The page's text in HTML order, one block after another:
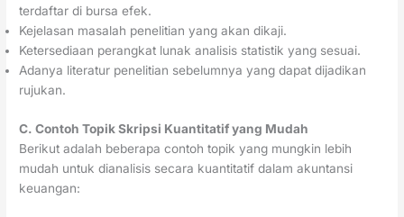
terdaftar di bursa efek.
Kejelasan masalah penelitian yang akan dikaji.
Ketersediaan perangkat lunak analisis statistik yang sesuai.
Adanya literatur penelitian sebelumnya yang dapat dijadikan
rujukan.
C. Contoh Topik Skripsi Kuantitatif yang Mudah
Berikut adalah beberapa contoh topik yang mungkin lebih
mudah untuk dianalisis secara kuantitatif dalam akuntansi
keuangan: